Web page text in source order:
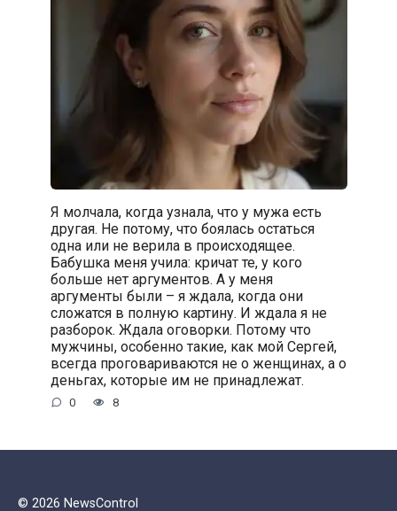
Я молчала, когда узнала, что у мужа есть
другая. Не потому, что боялась остаться
одна или не верила в происходящее.
Бабушка меня учила: кричат те, у кого
больше нет аргументов. А у меня
аргументы были – я ждала, когда они
сложатся в полную картину. И ждала я не
разборок. Ждала оговорки. Потому что
мужчины, особенно такие, как мой Сергей,
всегда проговариваются не о женщинах, а о
деньгах, которые им не принадлежат.
0 8
© 2026 NewsControl